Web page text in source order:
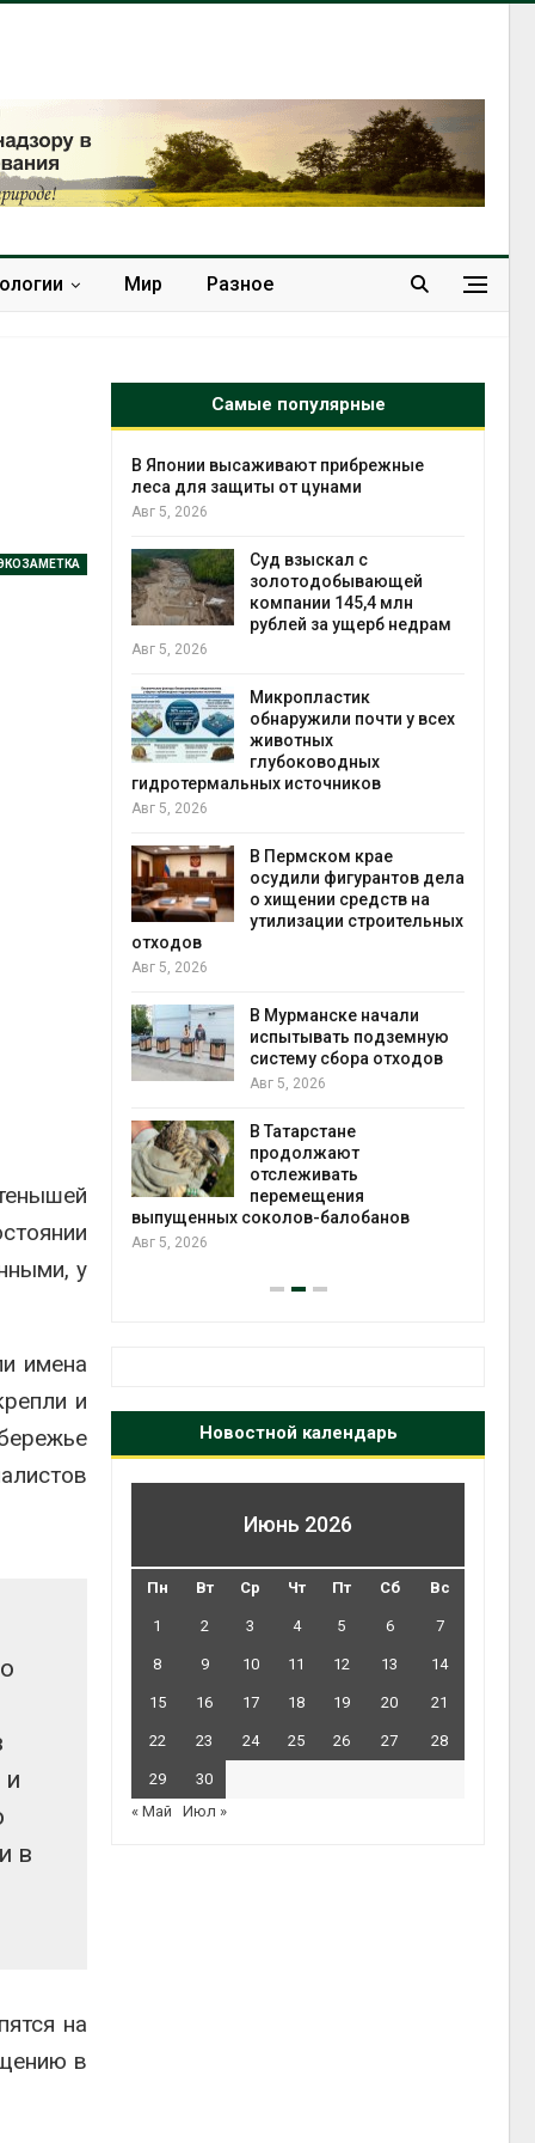
Мир Разное
у
имена
и
и
в
на
в
Самые популярные
о
охраны
для
заявок
домов
В Японии высаживают прибрежные
леса для защиты от цунами
Авг 5, 2026
Суд взыскал с
золотодобывающей
компании 145,4 млн
рублей за ущерб недрам
Авг 5, 2026
Микропластик
обнаружили почти у всех
животных
глубоководных
гидротермальных источников
Авг 5, 2026
В Пермском крае
осудили фигурантов дела
о хищении средств на
утилизации строительных
отходов
Авг 5, 2026
В Мурманске начали
испытывать подземную
систему сбора отходов
Авг 5, 2026
В Татарстане
продолжают
отслеживать
перемещения
выпущенных соколов-балобанов
Авг 5, 2026
Новостной календарь
Июнь 2026
Пн Вт Ср Чт Пт Сб Вс
1 2 3 4 5 6 7
8 9 10 11 12 13 14
15 16 17 18 19 20 21
22 23 24 25 26 27 28
29
30
« Май
Июл »